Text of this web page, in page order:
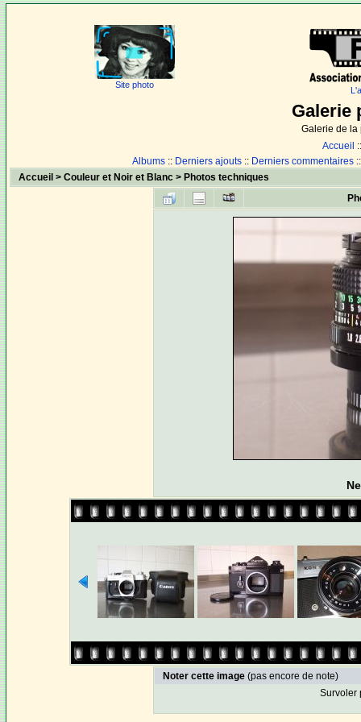
Site photo
Galerie
Galerie de la
Accueil
Albums :: Derniers ajouts :: Derniers commentaires
Accueil >Couleur et Noir et Blanc > Photos techniques
Noter cette image (pas encore de note)
Survoler